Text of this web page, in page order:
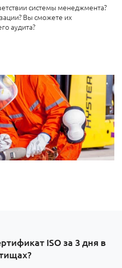
системы менеджмента?
Вы сможете их
аудита?
ISO за 3 дня в